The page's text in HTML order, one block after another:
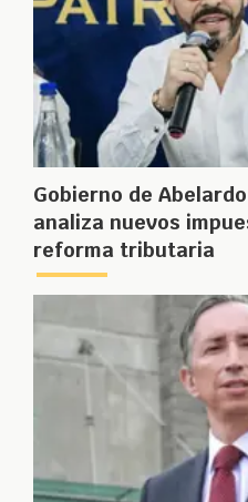
Gobierno de
analiza nuevos
reforma tributaria